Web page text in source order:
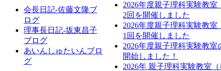
会長日記-佐藤文隆ブ
ログ
理事長日記-坂東昌子
ブログ
あいんしゅたいんブロ
グ
2026年度親子理科実験教室
2回を開催しました
2026年度親子理科実験教室
1回を開催しました
2026年度親子理科実験教室
開始しました！
2026年 親子理科実験教室